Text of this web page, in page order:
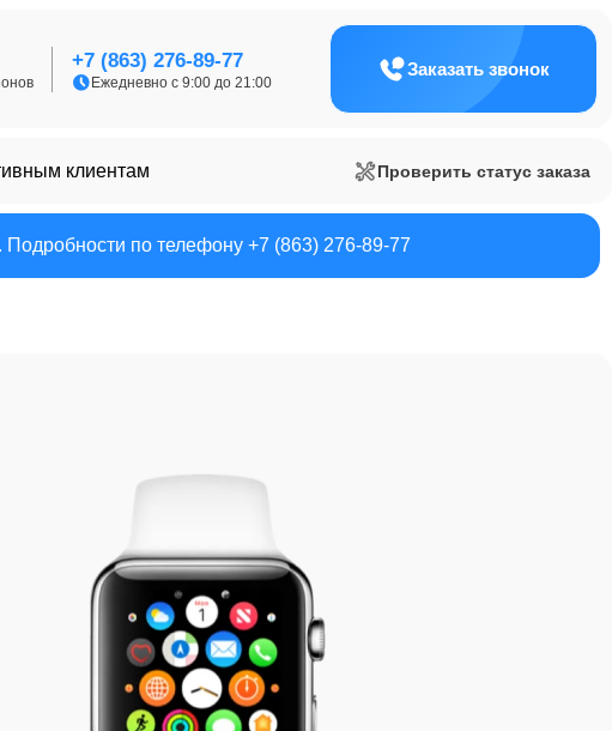
+7 (863) 276-89-77
Ежедневно с 9:00 до 21:00
Заказать звонок
клиентам Проверить статус заказа
по телефону +7 (863) 276-89-77